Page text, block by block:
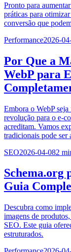
Pronto para
práticas para
conversão que
Performance2026-
Por Que a
WebP para
Embora o WebP
revolução para o e-
acreditam. Vamos
tradicionais pode ser
SEO2026-04-082
Schema.org
Guia
Descubra como
imagens de
SEO. Este guia
estruturados.